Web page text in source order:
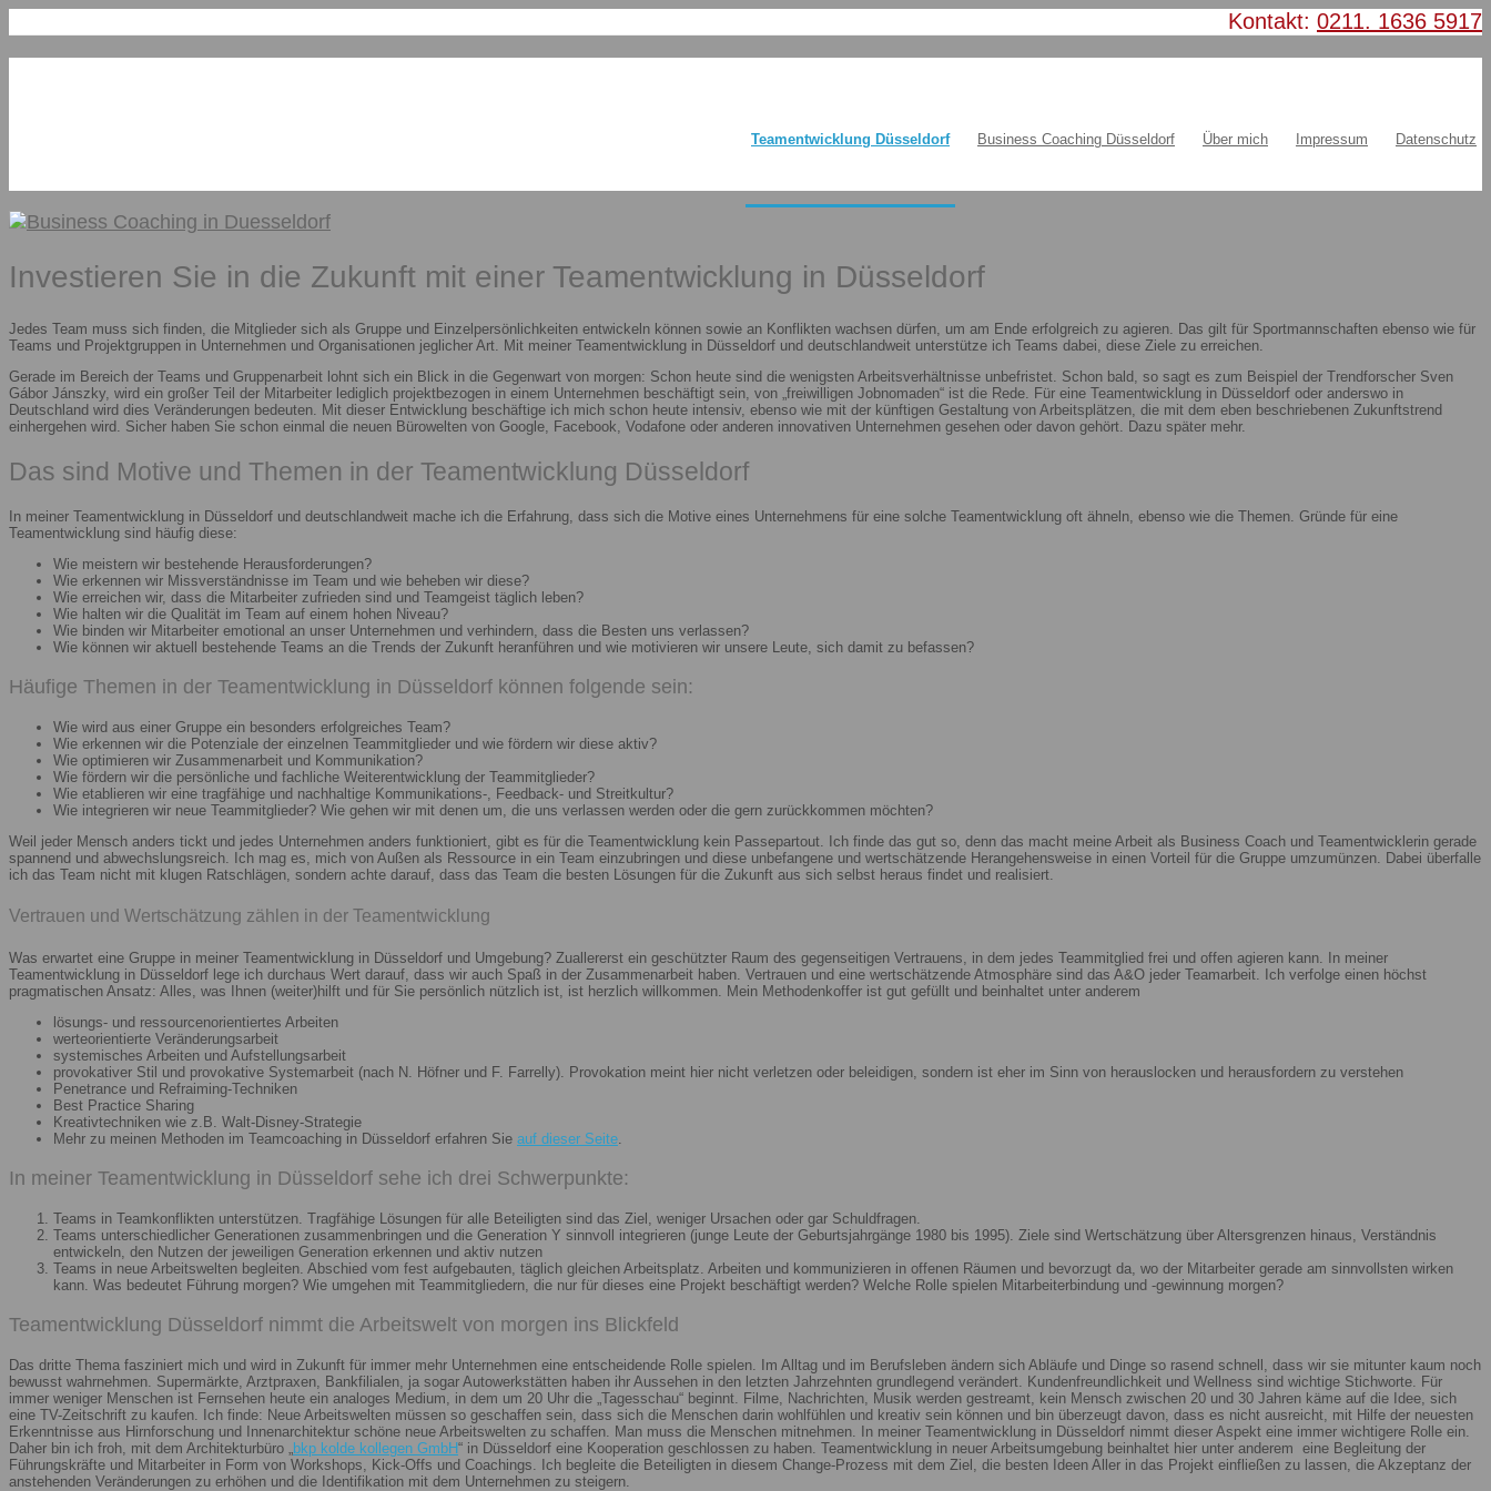
Kontakt: 0211. 1636 5917
Teamentwicklung Düsseldorf Business Coaching Düsseldorf Über mich Impressum Datenschutz
Investieren Sie in die Zukunft mit einer Teamentwicklung in Düsseldorf
Jedes Team muss sich finden, die Mitglieder sich als Gruppe und Einzelpersönlichkeiten entwickeln können sowie an Konflikten wachsen dürfen, um am Ende erfolgreich zu agieren. Das gilt für Sportmannschaften ebenso wie für
Teams und Projektgruppen in Unternehmen und Organisationen jeglicher Art. Mit meiner Teamentwicklung in Düsseldorf und deutschlandweit unterstütze ich Teams dabei, diese Ziele zu erreichen.
Gerade im Bereich der Teams und Gruppenarbeit lohnt sich ein Blick in die Gegenwart von morgen: Schon heute sind die wenigsten Arbeitsverhältnisse unbefristet. Schon bald, so sagt es zum Beispiel der Trendforscher Sven
Gábor Jánszky, wird ein großer Teil der Mitarbeiter lediglich projektbezogen in einem Unternehmen beschäftigt sein, von „freiwilligen Jobnomaden“ ist die Rede. Für eine Teamentwicklung in Düsseldorf oder anderswo in
Deutschland wird dies Veränderungen bedeuten. Mit dieser Entwicklung beschäftige ich mich schon heute intensiv, ebenso wie mit der künftigen Gestaltung von Arbeitsplätzen, die mit dem eben beschriebenen Zukunftstrend
einhergehen wird. Sicher haben Sie schon einmal die neuen Bürowelten von Google, Facebook, Vodafone oder anderen innovativen Unternehmen gesehen oder davon gehört. Dazu später mehr.
Das sind Motive und Themen in der Teamentwicklung Düsseldorf
In meiner Teamentwicklung in Düsseldorf und deutschlandweit mache ich die Erfahrung, dass sich die Motive eines Unternehmens für eine solche Teamentwicklung oft ähneln, ebenso wie die Themen. Gründe für eine
Teamentwicklung sind häufig diese:
Wie meistern wir bestehende Herausforderungen?
Wie erkennen wir Missverständnisse im Team und wie beheben wir diese?
Wie erreichen wir, dass die Mitarbeiter zufrieden sind und Teamgeist täglich leben?
Wie halten wir die Qualität im Team auf einem hohen Niveau?
Wie binden wir Mitarbeiter emotional an unser Unternehmen und verhindern, dass die Besten uns verlassen?
Wie können wir aktuell bestehende Teams an die Trends der Zukunft heranführen und wie motivieren wir unsere Leute, sich damit zu befassen?
Häufige Themen in der Teamentwicklung in Düsseldorf können folgende sein:
Wie wird aus einer Gruppe ein besonders erfolgreiches Team?
Wie erkennen wir die Potenziale der einzelnen Teammitglieder und wie fördern wir diese aktiv?
Wie optimieren wir Zusammenarbeit und Kommunikation?
Wie fördern wir die persönliche und fachliche Weiterentwicklung der Teammitglieder?
Wie etablieren wir eine tragfähige und nachhaltige Kommunikations-, Feedback- und Streitkultur?
Wie integrieren wir neue Teammitglieder? Wie gehen wir mit denen um, die uns verlassen werden oder die gern zurückkommen möchten?
Weil jeder Mensch anders tickt und jedes Unternehmen anders funktioniert, gibt es für die Teamentwicklung kein Passepartout. Ich finde das gut so, denn das macht meine Arbeit als Business Coach und Teamentwicklerin gerade
spannend und abwechslungsreich. Ich mag es, mich von Außen als Ressource in ein Team einzubringen und diese unbefangene und wertschätzende Herangehensweise in einen Vorteil für die Gruppe umzumünzen. Dabei überfalle
ich das Team nicht mit klugen Ratschlägen, sondern achte darauf, dass das Team die besten Lösungen für die Zukunft aus sich selbst heraus findet und realisiert.
Vertrauen und Wertschätzung zählen in der Teamentwicklung
Was erwartet eine Gruppe in meiner Teamentwicklung in Düsseldorf und Umgebung? Zuallererst ein geschützter Raum des gegenseitigen Vertrauens, in dem jedes Teammitglied frei und offen agieren kann. In meiner
Teamentwicklung in Düsseldorf lege ich durchaus Wert darauf, dass wir auch Spaß in der Zusammenarbeit haben. Vertrauen und eine wertschätzende Atmosphäre sind das A&O jeder Teamarbeit. Ich verfolge einen höchst
pragmatischen Ansatz: Alles, was Ihnen (weiter)hilft und für Sie persönlich nützlich ist, ist herzlich willkommen. Mein Methodenkoffer ist gut gefüllt und beinhaltet unter anderem
lösungs- und ressourcenorientiertes Arbeiten
werteorientierte Veränderungsarbeit
systemisches Arbeiten und Aufstellungsarbeit
provokativer Stil und provokative Systemarbeit (nach N. Höfner und F. Farrelly). Provokation meint hier nicht verletzen oder beleidigen, sondern ist eher im Sinn von herauslocken und herausfordern zu verstehen
Penetrance und Refraiming-Techniken
Best Practice Sharing
Kreativtechniken wie z.B. Walt-Disney-Strategie
Mehr zu meinen Methoden im Teamcoaching in Düsseldorf erfahren Sie auf dieser Seite.
In meiner Teamentwicklung in Düsseldorf sehe ich drei Schwerpunkte:
Teams in Teamkonflikten unterstützen. Tragfähige Lösungen für alle Beteiligten sind das Ziel, weniger Ursachen oder gar Schuldfragen.
Teams unterschiedlicher Generationen zusammenbringen und die Generation Y sinnvoll integrieren (junge Leute der Geburtsjahrgänge 1980 bis 1995). Ziele sind Wertschätzung über Altersgrenzen hinaus, Verständnis
entwickeln, den Nutzen der jeweiligen Generation erkennen und aktiv nutzen
Teams in neue Arbeitswelten begleiten. Abschied vom fest aufgebauten, täglich gleichen Arbeitsplatz. Arbeiten und kommunizieren in offenen Räumen und bevorzugt da, wo der Mitarbeiter gerade am sinnvollsten wirken
kann. Was bedeutet Führung morgen? Wie umgehen mit Teammitgliedern, die nur für dieses eine Projekt beschäftigt werden? Welche Rolle spielen Mitarbeiterbindung und -gewinnung morgen?
Teamentwicklung Düsseldorf nimmt die Arbeitswelt von morgen ins Blickfeld
Das dritte Thema fasziniert mich und wird in Zukunft für immer mehr Unternehmen eine entscheidende Rolle spielen. Im Alltag und im Berufsleben ändern sich Abläufe und Dinge so rasend schnell, dass wir sie mitunter kaum noch
bewusst wahrnehmen. Supermärkte, Arztpraxen, Bankfilialen, ja sogar Autowerkstätten haben ihr Aussehen in den letzten Jahrzehnten grundlegend verändert. Kundenfreundlichkeit und Wellness sind wichtige Stichworte. Für
immer weniger Menschen ist Fernsehen heute ein analoges Medium, in dem um 20 Uhr die „Tagesschau“ beginnt. Filme, Nachrichten, Musik werden gestreamt, kein Mensch zwischen 20 und 30 Jahren käme auf die Idee, sich
eine TV-Zeitschrift zu kaufen. Ich finde: Neue Arbeitswelten müssen so geschaffen sein, dass sich die Menschen darin wohlfühlen und kreativ sein können und bin überzeugt davon, dass es nicht ausreicht, mit Hilfe der neuesten
Erkenntnisse aus Hirnforschung und Innenarchitektur schöne neue Arbeitswelten zu schaffen. Man muss die Menschen mitnehmen. In meiner Teamentwicklung in Düsseldorf nimmt dieser Aspekt eine immer wichtigere Rolle ein.
Daher bin ich froh, mit dem Architekturbüro „bkp kolde kollegen GmbH“ in Düsseldorf eine Kooperation geschlossen zu haben. Teamentwicklung in neuer Arbeitsumgebung beinhaltet hier unter anderem eine Begleitung der
Führungskräfte und Mitarbeiter in Form von Workshops, Kick-Offs und Coachings. Ich begleite die Beteiligten in diesem Change-Prozess mit dem Ziel, die besten Ideen Aller in das Projekt einfließen zu lassen, die Akzeptanz der
anstehenden Veränderungen zu erhöhen und die Identifikation mit dem Unternehmen zu steigern.